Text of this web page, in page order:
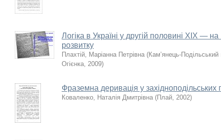
Логіка в Україні у другій половині XIX —
розвитку
Плахтій, Маріанна Петрівна (Кам’янець-Подільський
Огієнка, 2009)
Фраземна деривація у західноподільських
Коваленко, Наталія Дмитрівна (Плай, 2002)